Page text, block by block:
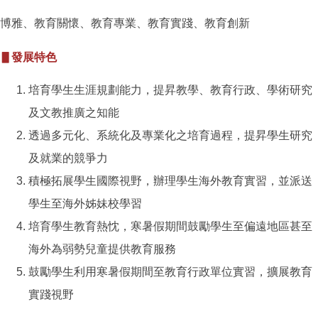
博雅、教育關懷、教育專業、教育實踐、教育創新
▋發展特色
培育學生生涯規劃能力，提昇教學、教育行政、學術研究
及文教推廣之知能
透過多元化、系統化及專業化之培育過程，提昇學生研究
及就業的競爭力
積極拓展學生國際視野，辦理學生海外教育實習，並派送
學生至海外姊妹校學習
培育學生教育熱忱，寒暑假期間鼓勵學生至偏遠地區甚至
海外為弱勢兒童提供教育服務
鼓勵學生利用寒暑假期間至教育行政單位實習，擴展教育
實踐視野